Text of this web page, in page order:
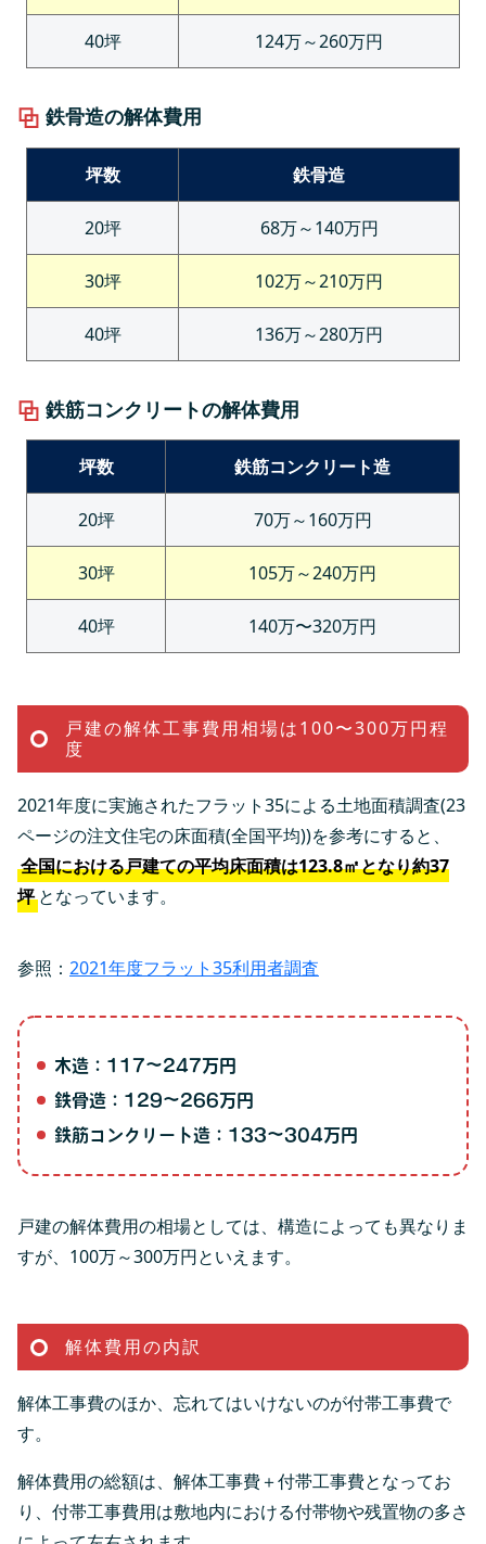
40坪 124万～260万円
鉄骨造の解体費用
坪数 鉄骨造
20坪 68万～140万円
30坪 102万～210万円
40坪 136万～280万円
鉄筋コンクリートの解体費用
坪数 鉄筋コンクリート造
20坪 70万～160万円
30坪 105万～240万円
40坪 140万〜320万円
戸建の解体工事費用相場は100〜300万円程
度
2021年度に実施されたフラット35による土地面積調査(23
ページの注文住宅の床面積(全国平均))を参考にすると、
全国における戸建ての平均床面積は123.8㎡となり約37
坪 となっています。
参照： 2021年度フラット35利用者調査
木造：117～247万円
鉄骨造：129～266万円
鉄筋コンクリート造：133～304万円
戸建の解体費用の相場としては、構造によっても異なりま
すが、100万～300万円といえます。
解体費用の内訳
解体工事費のほか、忘れてはいけないのが付帯工事費で
す。
解体費用の総額は、解体工事費＋付帯工事費となってお
り、付帯工事費用は敷地内における付帯物や残置物の多さ